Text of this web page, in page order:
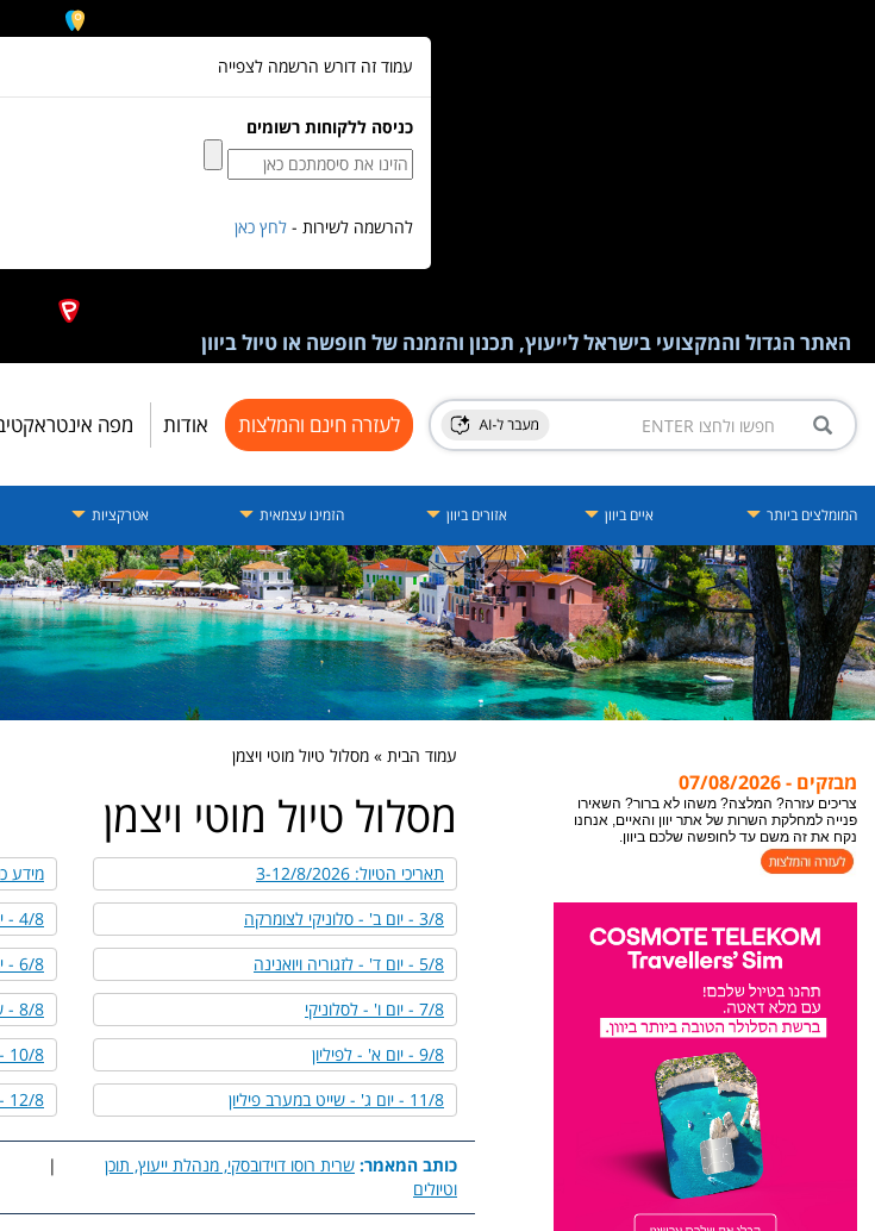
האתר הגדול והמקצועי בישראל לייעוץ, תכנון והזמנה של חופשה או טיול ביוון
לעזרה חינם והמלצות אודות מפה
המומלצים ביותר איים ביוון אזורים ביוון הזמינו עצמאית אטרקציות
עמוד זה דורש הרשמה לצפייה
כניסה ללקוחות רשומים
להרשמה לשירות - לחץ כאן
עמוד הבית » מסלול טיול מוטי ויצמן
מבזקים - 07/08/2026
צריכים עזרה? המלצה? משהו לא ברור? השאירו
פנייה למחלקת השרות של אתר יוון והאיים, אנחנו
נקח את זה משם עד לחופשה שלכם ביוון.
מסלול טיול מוטי ויצמן
תאריכי הטיול: 3-12/8/2026
מידע
3/8 - יום ב' - סלוניקי לצומרקה
4/8 - יום ג' - ראפטינג
5/8 - יום ד' - לזגוריה ויואנינה
6/8 - יום ה' - קניונינג
7/8 - יום ו' - לסלוניקי
8/8 - שבת - סלוניקי
9/8 - יום א' - לפיליון
10/8 - יום ב' - מזרח פיליון
11/8 - יום ג' - שייט במערב פיליון
12/8 - יום ד' - לסלוניקי
כותב המאמר: שרית רוסו דוידובסקי, מנהלת ייעוץ, תוכן
וטיולים
|